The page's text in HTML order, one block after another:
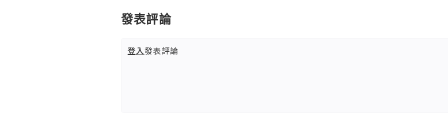
發表評論
登入發表評論